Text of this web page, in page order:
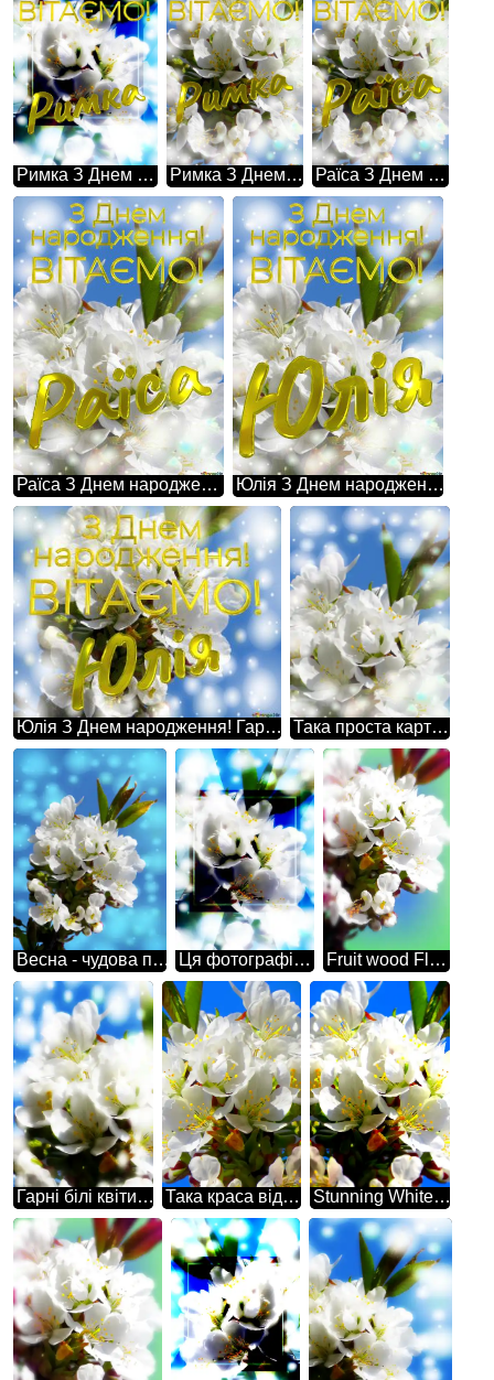
Римка З Днем народження! Ця фотографія просто зачаровує своєю красою - гарні білі квіти на дереві весною. Римка З Днем народження! Білі квіти на дереві весною символізують чистоту, ніжність і надію на нове життя. Раїса З Днем народження! Білі квіти на дереві весною символізують чистоту, ніжність і надію на нове життя.
Раїса З Днем народження! Така проста картина, але в той же час настільки неймовірна - гарні білі квіти на дереві весною. Юлія З Днем народження! Така проста картина, але в той же час настільки неймовірна - гарні білі квіти на дереві весною.
Юлія З Днем народження! Гарні білі квіти на дереві весною - це дуже романтична і мрійлива картина природи. Така проста картина, але в той же час настільки неймовірна - гарні білі квіти на дереві весною.
Весна - чудова пора року, коли природа бурхливо розквітає, а гарні білі квіти на дереві стають головним акцентом. Ця фотографія просто зачаровує своєю красою - гарні білі квіти на дереві весною. Fruit wood Flower
Гарні білі квіти на дереві весною - це свідчення того, що природа здатна на дива. Така краса відчувається справжньою казкою - гарні білі квіти на дереві весною. Stunning White Cherry Blossom: A Captivating Spring Blossom Against a Blue Sky